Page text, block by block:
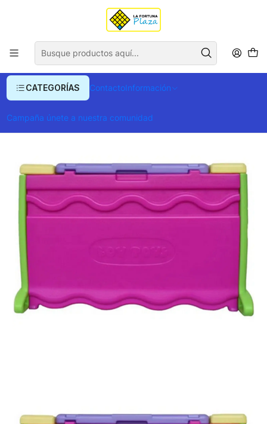
CATEGORÍAS ContactoInformación
Campaña únete a nuestra comunidad
Envío gratis para compras superiores a $ 400.000
Baul Para Niña